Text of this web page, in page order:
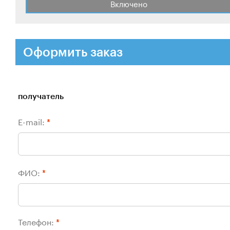
Включено
Оформить заказ
получатель
E-mail: *
ФИО: *
Телефон: *